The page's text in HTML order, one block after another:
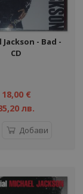
Jackson ‎- Bad -
CD
18,00 €
лв.
Добави